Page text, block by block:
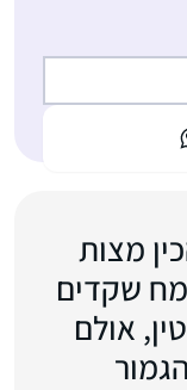
מצות
שקדים
אולם